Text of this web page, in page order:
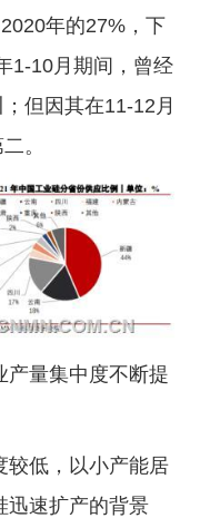
年的27%，下
1-10月期间，曾经
但因其在11-12月
。
产量集中度不断提
较低，以小产能居
迅速扩产的背景